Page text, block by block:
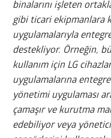
binalarını işleten
gibi ticari ekipmanlara
uygulamalarıyla
destekliyor. Örneğin,
kullanım için LG
uygulamalarına
yönetimi uygulaması
çamaşır ve kurutma
edebiliyor veya